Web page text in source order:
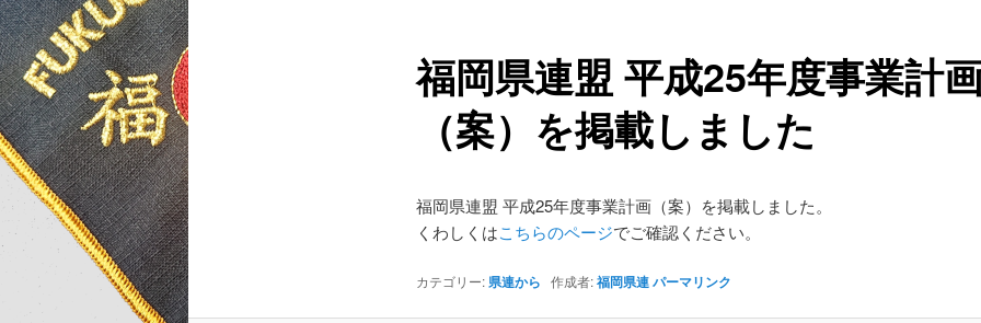
福岡県連盟 平成25年度事業計
（案）を掲載しました
福岡県連盟 平成25年度事業計画（案）を掲載しました。
くわしくはこちらのページでご確認ください。
カテゴリー:県連から 作成者:福岡県連パーマリンク